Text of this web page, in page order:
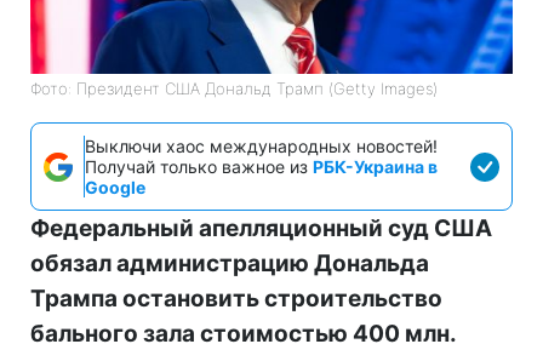
Фото: Президент США Дональд Трамп (Getty Images)
Выключи хаос международных новостей!
Получай только важное из РБК-Украина в
Google
Федеральный апелляционный суд США
обязал администрацию Дональда
Трампа остановить строительство
бального зала стоимостью 400 млн.